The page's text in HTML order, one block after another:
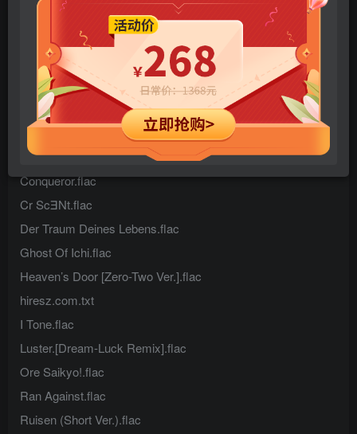
立即购买
您当前未登录！建议登陆后购买，可保存购买订单
@-2-Ki!!.flac
B∀Ttl∃Field$.flac
Blaze [Zero-Two Ver.].flac
Bpm120.flac
Conqueror.flac
Cr Sc∃Nt.flac
Der Traum Deines Lebens.flac
Ghost Of Ichi.flac
Heaven’s Door [Zero-Two Ver.].flac
hiresz.com.txt
I Tone.flac
Luster.[Dream-Luck Remix].flac
Ore Saikyo!.flac
Ran Against.flac
Ruisen (Short Ver.).flac